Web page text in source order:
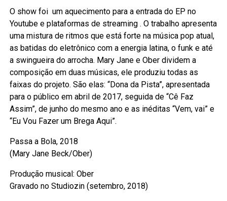
O show foi um aquecimento para a entrada do EP no
Youtube e plataformas de streaming . O trabalho apresenta
uma mistura de ritmos que está forte na música pop atual,
as batidas do eletrônico com a energia latina, o funk e até
a swingueira do arrocha. Mary Jane e Ober dividem a
composição em duas músicas, ele produziu todas as
faixas do projeto. São elas: “Dona da Pista”, apresentada
para o público em abril de 2017, seguida de “Cê Faz
Assim”, de junho do mesmo ano e as inéditas “Vem, vai” e
“Eu Vou Fazer um Brega Aqui”.
Passa a Bola, 2018
(Mary Jane Beck/Ober)
Produção musical: Ober
Gravado no Studiozin (setembro, 2018)